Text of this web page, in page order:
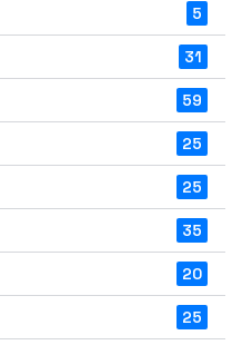
5
31
59
25
25
35
20
25